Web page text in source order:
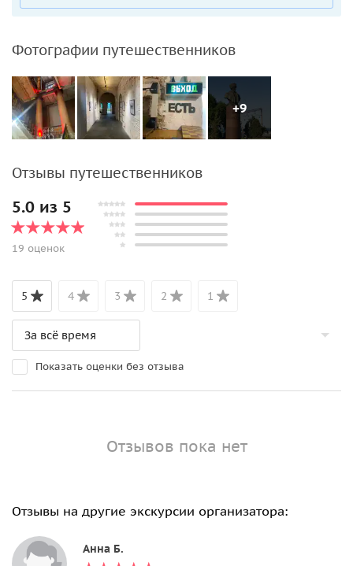
Фотографии путешественников
+9
Отзывы путешественников
5.0 из 5
19 оценок
5 4 3 2 1
Показать оценки без отзыва
Отзывов пока нет
Отзывы на другие экскурсии организатора:
Анна Б.